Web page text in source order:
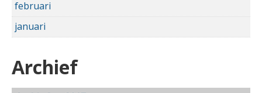
februari
januari
Archief